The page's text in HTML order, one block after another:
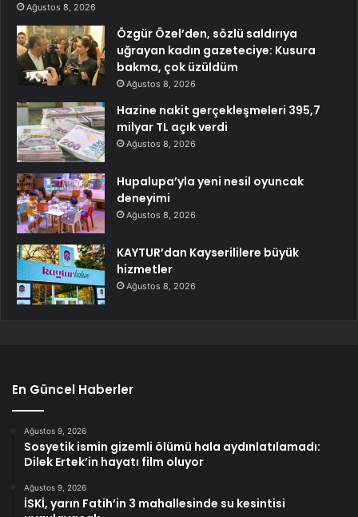
Ağustos 8, 2026
Özgür Özel’den, sözlü saldırıya
uğrayan kadın gazeteciye: Kusura
bakma, çok üzüldüm
Ağustos 8, 2026
Hazine nakit gerçekleşmeleri 395,7
milyar TL açık verdi
Ağustos 8, 2026
Hupalupa’yla yeni nesil oyuncak
deneyimi
Ağustos 8, 2026
KAYTUR’dan Kayserililere büyük
hizmetler
Ağustos 8, 2026
En Güncel Haberler
Ağustos 9, 2026
Sosyetik ismin gizemli ölümü hala aydınlatılamadı:
Dilek Ertek’in hayatı film oluyor
Ağustos 9, 2026
İSKİ, yarın Fatih’in 3 mahallesinde su kesintisi